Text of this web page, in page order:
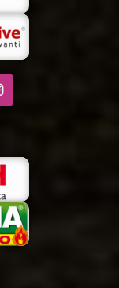
Instagram